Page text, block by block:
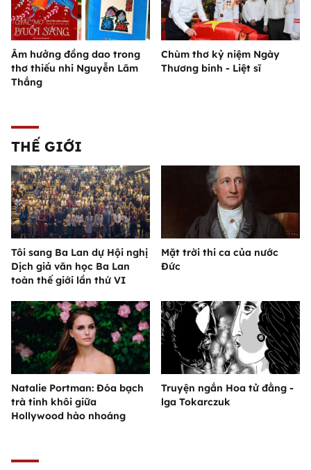
Âm hưởng đồng dao trong
thơ thiếu nhi Nguyễn Lãm
Thắng
Chùm thơ kỷ niệm Ngày
Thương binh - Liệt sĩ
THẾ GIỚI
Tôi sang Ba Lan dự Hội nghị
Dịch giả văn học Ba Lan
toàn thế giới lần thứ VI
Mặt trời thi ca của nước
Đức
Natalie Portman: Đóa bạch
trà tinh khôi giữa
Hollywood hào nhoáng
Truyện ngắn Hoa tử đằng -
lga Tokarczuk